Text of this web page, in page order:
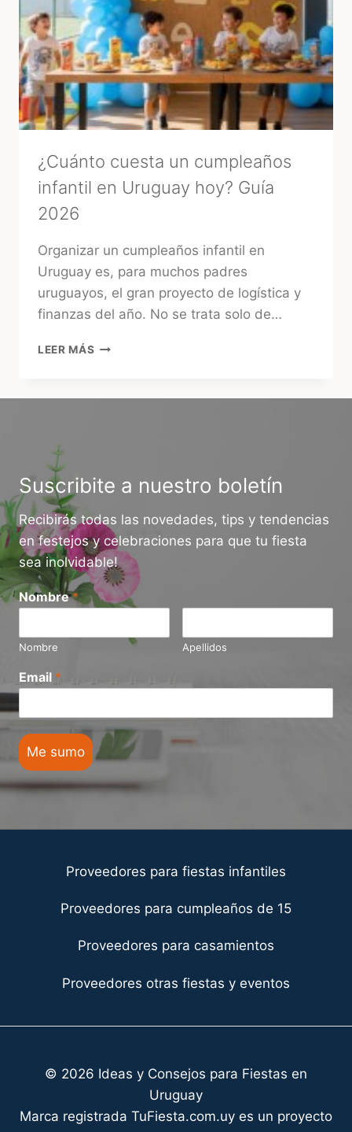
RITUALES
MÁGICOS
PARA
ATRAER
BUENA
ENERGÍA
ANTES
DE
BODA
¿Cuánto cuesta un cumpleaños
infantil en Uruguay hoy? Guía
2026
Organizar un cumpleaños infantil en
Uruguay es, para muchos padres
uruguayos, el gran proyecto de logística y
finanzas del año. No se trata solo de…
LEER MÁS ¿CUÁNTO
GUÍA
2026
Suscribite a nuestro boletín
Recibirás todas las novedades, tips y tendencias
en festejos y celebraciones para que tu fiesta
sea inolvidable!
Nombre*
Nombre Apellidos
Email *
Me sumo
Proveedores para fiestas infantiles
Proveedores para cumpleaños de 15
Proveedores para casamientos
Proveedores otras fiestas y eventos
© 2026 Ideas y Consejos para Fiestas en
Uruguay
Marca registrada TuFiesta.com.uy es un proyecto